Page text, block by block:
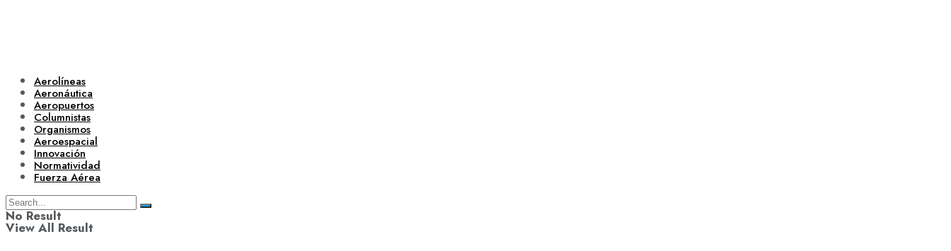
Aerolíneas
Aeronáutica
Aeropuertos
Columnistas
Organismos
Aeroespacial
Innovación
Normatividad
Fuerza Aérea
No Result
View All Result